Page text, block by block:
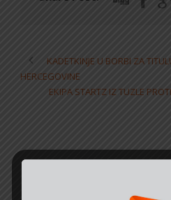
KADETKINJE U BORBI ZA
HERCEGOVINE
EKIPA STARTZ IZ TUZLE